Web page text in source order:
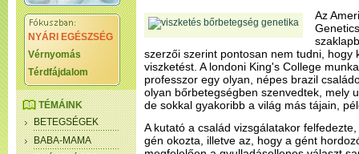
NYÁRI EGÉSZSÉG
Vérnyomás
Térdfájdalom
TÉMÁINK
BETEGSÉGEK
BABA-MAMA
Az
szerzői szerint pontosan nem tudni, hogy
viszketést. A londoni King's College
professzor egy olyan, népes brazil
olyan bőrbetegségben szenvedtek, mely
de sokkal gyakoribb a világ más tájain,
A kutató a család vizsgálatakor
gén okozta, illetve az, hogy a gént